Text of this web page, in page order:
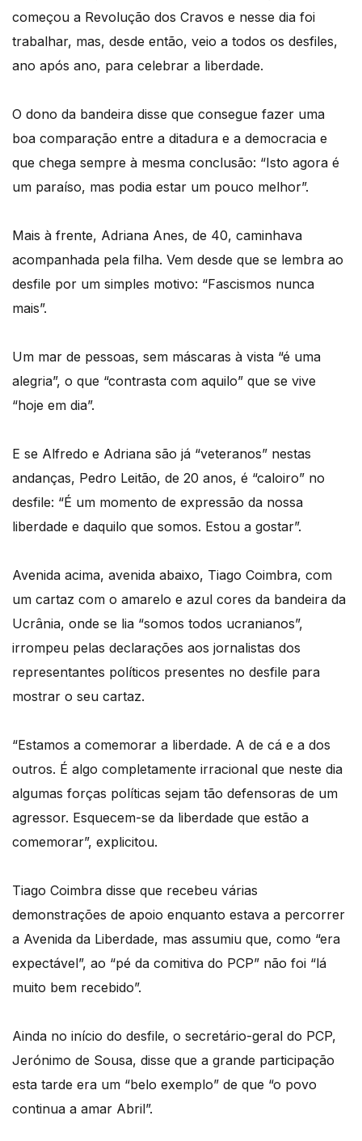
começou a Revolução dos Cravos e nesse dia foi
trabalhar, mas, desde então, veio a todos os desfiles,
ano após ano, para celebrar a liberdade.
O dono da bandeira disse que consegue fazer uma
boa comparação entre a ditadura e a democracia e
que chega sempre à mesma conclusão: “Isto agora é
um paraíso, mas podia estar um pouco melhor”.
Mais à frente, Adriana Anes, de 40, caminhava
acompanhada pela filha. Vem desde que se lembra ao
desfile por um simples motivo: “Fascismos nunca
mais”.
Um mar de pessoas, sem máscaras à vista “é uma
alegria”, o que “contrasta com aquilo” que se vive
“hoje em dia”.
E se Alfredo e Adriana são já “veteranos” nestas
andanças, Pedro Leitão, de 20 anos, é “caloiro” no
desfile: “É um momento de expressão da nossa
liberdade e daquilo que somos. Estou a gostar”.
Avenida acima, avenida abaixo, Tiago Coimbra, com
um cartaz com o amarelo e azul cores da bandeira da
Ucrânia, onde se lia “somos todos ucranianos”,
irrompeu pelas declarações aos jornalistas dos
representantes políticos presentes no desfile para
mostrar o seu cartaz.
“Estamos a comemorar a liberdade. A de cá e a dos
outros. É algo completamente irracional que neste dia
algumas forças políticas sejam tão defensoras de um
agressor. Esquecem-se da liberdade que estão a
comemorar”, explicitou.
Tiago Coimbra disse que recebeu várias
demonstrações de apoio enquanto estava a percorrer
a Avenida da Liberdade, mas assumiu que, como “era
expectável”, ao “pé da comitiva do PCP” não foi “lá
muito bem recebido”.
Ainda no início do desfile, o secretário-geral do PCP,
Jerónimo de Sousa, disse que a grande participação
esta tarde era um “belo exemplo” de que “o povo
continua a amar Abril”.